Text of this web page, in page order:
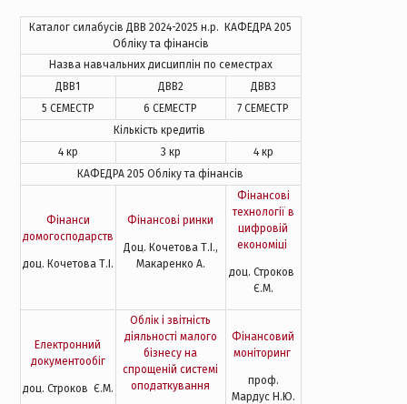
Каталог силабусів ДВВ 2024-2025 н.р.
КАФЕДРА 205
Обліку та фінансів
Назва навчальних дисциплін по семестрах
ДВВ1
ДВВ2
ДВВ3
5 СЕМЕСТР
6 СЕМЕСТР
7 СЕМЕСТР
Кількість кредитів
4 кр
3 кр
4 кр
КАФЕДРА 205 Обліку та фінансів
Фінанси
домогосподарств
доц. Кочетова Т.І.
Фінансові ринки
Доц. Кочетова Т.І.,
Макаренко А.
Фінансові
технології в
цифровій
економіці
доц. Строков
Є.М.
Електронний
документообіг
доц. Строков Є.М.
Облік і звітність
діяльності малого
бізнесу на
спрощеній системі
оподаткування
Фінансовий
моніторинг
проф.
Мардус Н.Ю.